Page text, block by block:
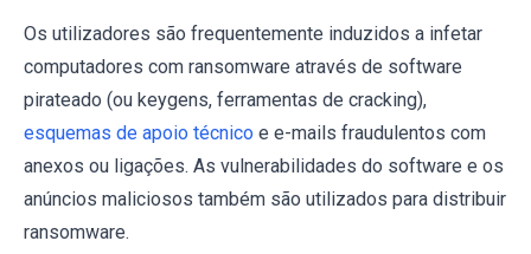
Os utilizadores são frequentemente induzidos a infetar
computadores com ransomware através de software
pirateado (ou keygens, ferramentas de cracking),
esquemas de apoio técnico e e-mails fraudulentos com
anexos ou ligações. As vulnerabilidades do software e os
anúncios maliciosos também são utilizados para distribuir
ransomware.